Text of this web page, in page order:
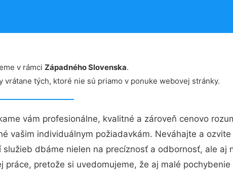
v rámci Západného Slovenska.
vrátane tých, ktoré nie sú priamo v ponuke webovej stránky.
vám profesionálne, kvalitné a zároveň cenovo
vašim individuálnym požiadavkám. Neváhajte a ozvite
služieb dbáme nielen na precíznosť a odbornosť, ale aj
práce, pretože si uvedomujeme, že aj malé pochybenie